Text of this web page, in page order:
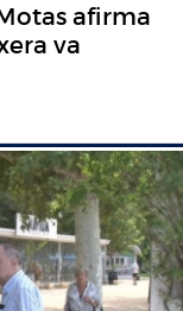
afirma
va